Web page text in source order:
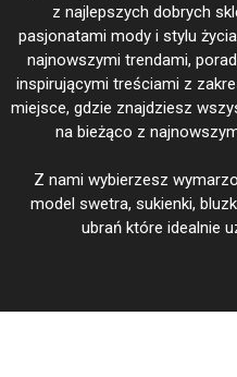
z najlepszych dobrych
pasjonatami mody i stylu
najnowszymi trendami,
inspirującymi treściami z
miejsce, gdzie znajdziesz
na bieżąco z
Z nami wybierzesz
model swetra, sukienki,
ubrań które idealnie